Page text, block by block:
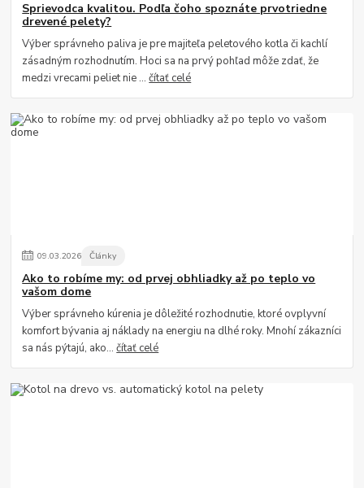
Sprievodca kvalitou. Podľa čoho spoznáte prvotriedne
drevené pelety?
Výber správneho paliva je pre majiteľa peletového kotla či kachlí
zásadným rozhodnutím. Hoci sa na prvý pohľad môže zdať, že
medzi vrecami peliet nie ...čítať celé
09.03.2026 Články
Ako to robíme my: od prvej obhliadky až po teplo vo
vašom dome
Výber správneho kúrenia je dôležité rozhodnutie, ktoré ovplyvní
komfort bývania aj náklady na energiu na dlhé roky. Mnohí zákazníci
sa nás pýtajú, ako...čítať celé